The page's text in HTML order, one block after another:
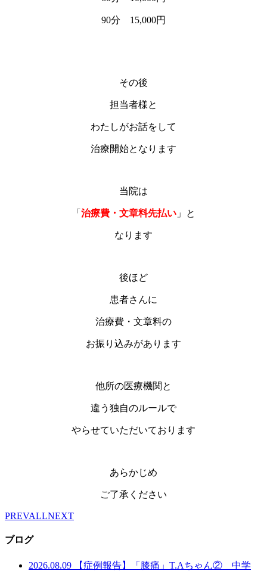
90分 15,000円
その後
担当者様と
わたしがお話をして
治療開始となります
当院は
「 治療費・文章料先払い 」と
なります
後ほど
患者さんに
治療費・文章料の
お振り込みがあります
他所の医療機関と
違う独自のルールで
やらせていただいております
あらかじめ
ご了承ください
PREVALLNEXT
ブログ
2026.08.09
【症例報告】「膝痛」T.Aちゃん② 中学